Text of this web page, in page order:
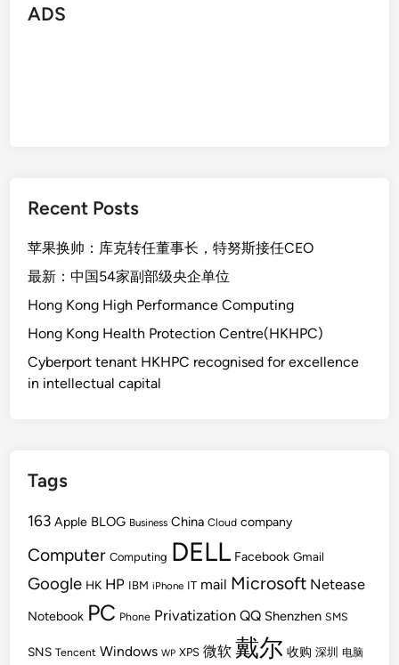
ADS
Recent Posts
苹果换帅：库克转任董事长，特努斯接任CEO
最新：中国54家副部级央企单位
Hong Kong High Performance Computing
Hong Kong Health Protection Centre(HKHPC)
Cyberport tenant HKHPC recognised for excellence
in intellectual capital
Tags
163 Apple BLOG Business China Cloud company
Computer Computing DELL Facebook Gmail
Google HK HP IBM iPhone IT mail Microsoft Netease
Notebook PC Phone Privatization QQ Shenzhen SMS
SNS Tencent Windows WP XPS 微软 戴尔 收购 深圳 电脑